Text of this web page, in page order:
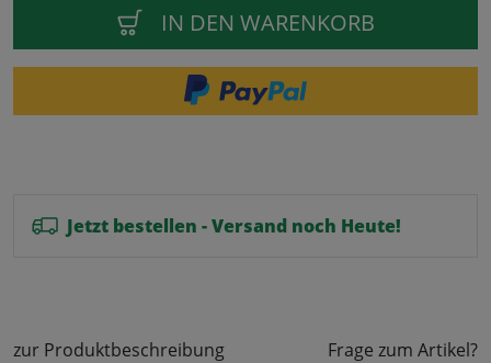
IN DEN WARENKORB
Jetzt bestellen - Versand noch Heute!
zur Produktbeschreibung Frage zum Artikel?